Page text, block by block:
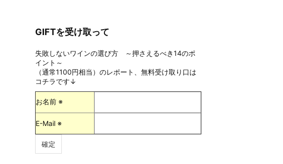
GIFTを受け取って
失敗しないワインの選び方 ～押さえるべき14のポ
イント～
（通常1100円相当）のレポート、無料受け取り口は
コチラです↓
お名前 ※
E-Mail ※